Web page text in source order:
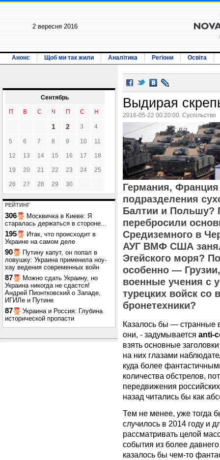
2 вересня 2016
Анонс Щоб ми так жили Аналітика Регіони Освіта
Сентябрь
П В С Ч П С Н
1 2 3 4
5 6 7 8 9 10 11
12 13 14 15 16 17 18
19 20 21 22 23 24 25
26 27 28 29 30
РЕЙТИНГ
306
Москвичка в Киеве: Я
старалась держаться в стороне...
195
Итак, что происходит в
Украине на самом деле
90
Путину капут, он попал в
ловушку: Украина применила ноу-
хау ведения современных войн
87
Можно сдать Украину, но
Украина никогда не сдастся!
Андрей Пионтковский о Западе,
ИГИЛе и Путине
87
Украина и Россия: Глубина
исторической пропасти
Выдирая
2016-05-22 00:20:00. Суспільство
Германия,
подразделения
Балтии и Польшу?
перебросили
Средиземного в
АУГ ВМФ США
Эгейского моря?
особенно —
военные учения с
турецких войск со
бронетехники?
Казалось бы — странные
они, - задумывается anti-
взять основные
на них глазами
куда более
количества обстрелов,
передвижения
назад читались бы как
Тем не менее, уже тогда
случилось в 2014 году и
рассматривать целой
события из более
казалось бы чем-то